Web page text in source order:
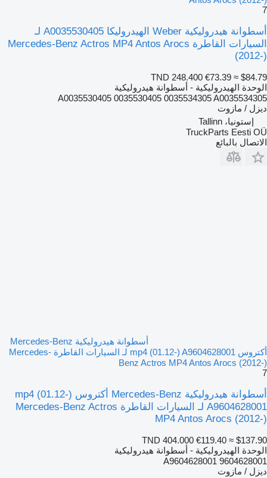
7
أسطوانة هيدروليكية Weber الهيدروليكا A0035530405 لـ
السيارات القاطرة Mercedes-Benz Actros MP4 Antos Arocs
(2012-)
TND 248.400 €73.39 ≈ $84.79
الوحدة الهيدروليكية - أسطوانة هيدروليكية
A0035530405 0035530405 0035534305 A0035534305
ديزل / مازوت
إستونيا، Tallinn
TruckParts Eesti OÜ
الاتصال بالبائع
أسطوانة هيدروليكية Mercedes-Benz
أكتروس mp4 (01.12-) A9604628001 لـ السيارات القاطرة Mercedes-
Benz Actros MP4 Antos Arocs (2012-)
7
أسطوانة هيدروليكية Mercedes-Benz أكتروس mp4 (01.12-)
A9604628001 لـ السيارات القاطرة Mercedes-Benz Actros
MP4 Antos Arocs (2012-)
TND 404.000 €119.40 ≈ $137.90
الوحدة الهيدروليكية - أسطوانة هيدروليكية
A9604628001 9604628001
ديزل / مازوت